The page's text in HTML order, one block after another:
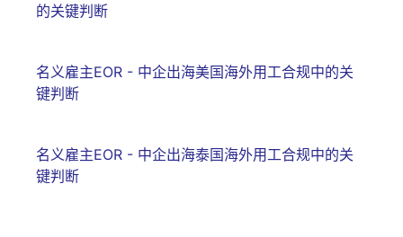
的关键判断
名义雇主EOR - 中企出海美国海外用工合规中的关
键判断
名义雇主EOR - 中企出海泰国海外用工合规中的关
键判断